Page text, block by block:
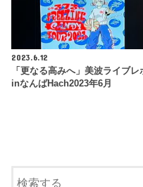
2023.6.12
「更なる高みへ」美波ライブレ
inなんばHach2023年6月